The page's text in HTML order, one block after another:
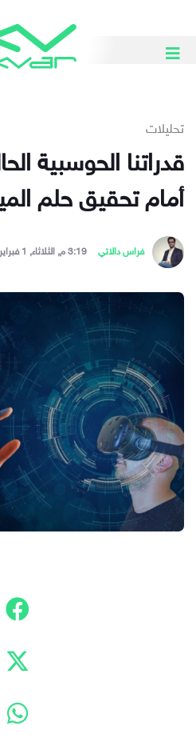
تحليلات
قدراتنا الحوسبية
أمام تحقيق حلم
فراس دالاتي 3:19 م, الثلاثاء, 1 فبراير 2022